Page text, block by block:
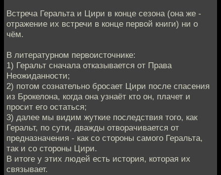
Встреча Геральта и Цири в конце сезона (она же -
отражение их встречи в конце первой книги) ни о
чём.
В литературном первоисточнике:
1) Геральт сначала отказывается от Права
Неожиданности;
2) потом сознательно бросает Цири после спасения
из Брокелона, когда она узнаёт кто он, плачет и
просит его остаться;
3) далее мы видим жуткие последствия того, как
Геральт, по сути, дважды отворачивается от
предназначения - как со стороны самого Геральта,
так и со стороны Цири.
В итоге у этих людей есть история, которая их
связывает.